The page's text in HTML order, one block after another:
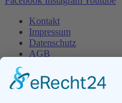
Kontakt
Impressum
Datenschutz
AGB